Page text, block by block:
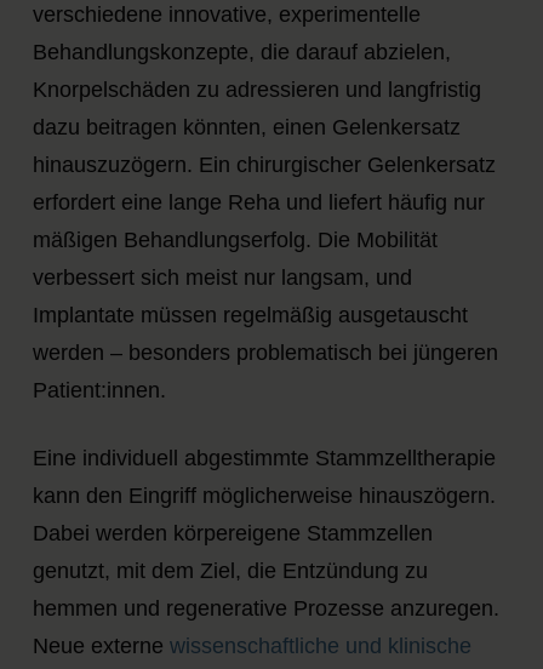
verschiedene innovative, experimentelle
Behandlungskonzepte, die darauf abzielen,
Knorpelschäden zu adressieren und langfristig
dazu beitragen könnten, einen Gelenkersatz
hinauszuzögern. Ein chirurgischer Gelenkersatz
erfordert eine lange Reha und liefert häufig nur
mäßigen Behandlungserfolg. Die Mobilität
verbessert sich meist nur langsam, und
Implantate müssen regelmäßig ausgetauscht
werden – besonders problematisch bei jüngeren
Patient:innen.
Eine individuell abgestimmte Stammzelltherapie
kann den Eingriff möglicherweise hinauszögern.
Dabei werden körpereigene Stammzellen
genutzt, mit dem Ziel, die Entzündung zu
hemmen und regenerative Prozesse anzuregen.
Neue externe wissenschaftliche und klinische